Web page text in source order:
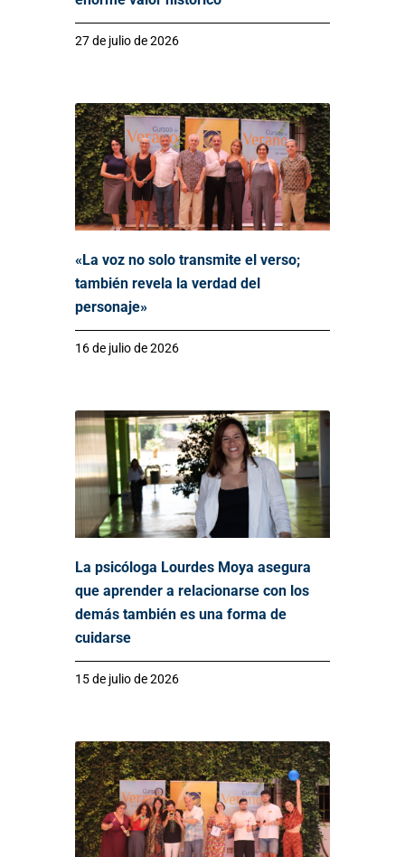
27 de julio de 2026
«La voz no solo transmite el verso;
también revela la verdad del
personaje»
16 de julio de 2026
La psicóloga Lourdes Moya asegura
que aprender a relacionarse con los
demás también es una forma de
cuidarse
15 de julio de 2026